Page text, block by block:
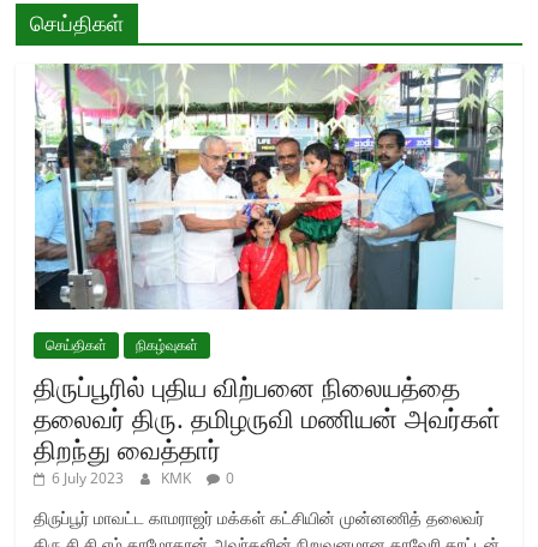
செய்திகள்
செய்திகள் நிகழ்வுகள்
திருப்பூரில் புதிய விற்பனை நிலையத்தை
தலைவர் திரு. தமிழருவி மணியன் அவர்கள்
திறந்து வைத்தார்
6 July 2023 KMK 0
திருப்பூர் மாவட்ட காமராஜர் மக்கள் கட்சியின் முன்னணித் தலைவர்